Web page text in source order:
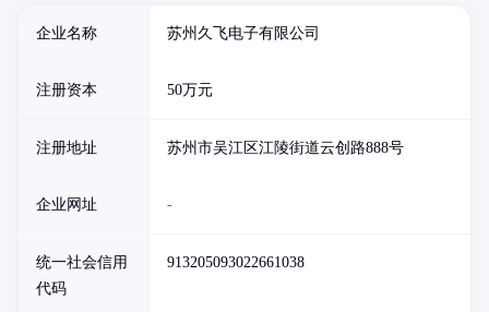
企业名称 苏州久飞电子有限公司
注册资本 50万元
注册地址 苏州市吴江区江陵街道云创路888号
企业网址 -
统一社会信用
代码
913205093022661038